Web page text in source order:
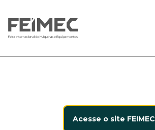
Acesse o site FEIMEC